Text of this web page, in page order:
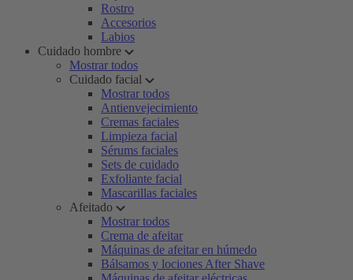
Rostro
Accesorios
Labios
Cuidado hombre
Mostrar todos
Cuidado facial
Mostrar todos
Antienvejecimiento
Cremas faciales
Limpieza facial
Sérums faciales
Sets de cuidado
Exfoliante facial
Mascarillas faciales
Afeitado
Mostrar todos
Crema de afeitar
Máquinas de afeitar en húmedo
Bálsamos y lociones After Shave